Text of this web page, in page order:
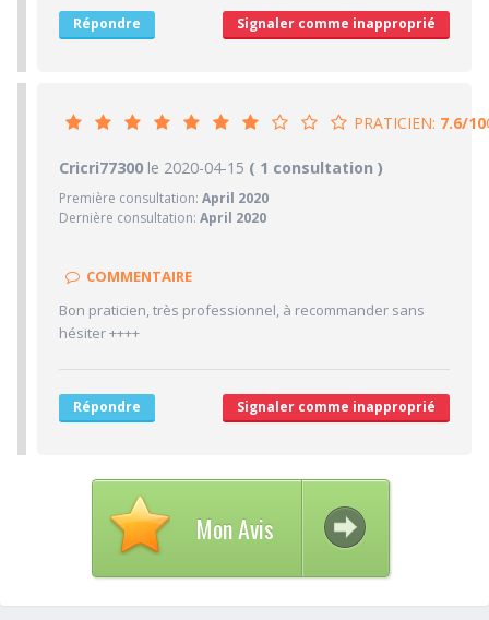
9/10 Délai pour obtenir un 1er RDV
5/10
5/10 Stationnements alentours
1/10 Agréabilité des locaux
Répondre Signaler comme inapproprié
PRATICIEN: 7.6/10
PRATICIEN7.6/10
8/10 Confiance accordée
8/10 Clarté des informations médicales délivrées
7/10 Ponctualité/Temps en salle d'attente/Retard
7/10 Desserte par les transports en commun
Cricri77300 le 2020-04-15 ( 1 consultation )
Première consultation: April 2020
Dernière consultation: April 2020
COMMENTAIRE
Bon praticien, très professionnel, à recommander sans
hésiter ++++
Répondre Signaler comme inapproprié
Mon Avis